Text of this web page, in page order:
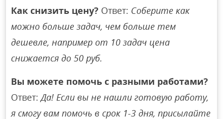
Как снизить цену? Ответ: Соберите как
можно больше задач, чем больше тем
дешевле, например от 10 задач цена
снижается до 50 руб.
Вы можете помочь с разными работами?
Ответ:Да! Если вы не нашли готовую работу,
я смогу вам помочь в срок 1-3 дня, присылайте